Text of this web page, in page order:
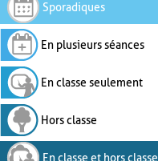
Sporadiques
En plusieurs séances
En classe seulement
Hors classe
En classe et hors classe